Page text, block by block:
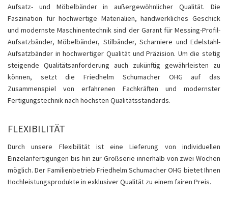
Aufsatz- und Möbelbänder in außergewöhnlicher Qualität. Die
Faszination für hochwertige Materialien, handwerkliches Geschick
und modernste Maschinentechnik sind der Garant für Messing-Profil-
Aufsatzbänder, Möbelbänder, Stilbänder, Scharniere und Edelstahl-
Aufsatzbänder in hochwertiger Qualität und Präzision. Um die stetig
steigende Qualitätsanforderung auch zukünftig gewährleisten zu
können, setzt die Friedhelm Schumacher OHG auf das
Zusammenspiel von erfahrenen Fachkräften und modernster
Fertigungstechnik nach höchsten Qualitätsstandards.
FLEXIBILITÄT
Durch unsere Flexibilität ist eine Lieferung von individuellen
Einzelanfertigungen bis hin zur Großserie innerhalb von zwei Wochen
möglich. Der Familienbetrieb Friedhelm Schumacher OHG bietet Ihnen
Hochleistungsprodukte in exklusiver Qualität zu einem fairen Preis.